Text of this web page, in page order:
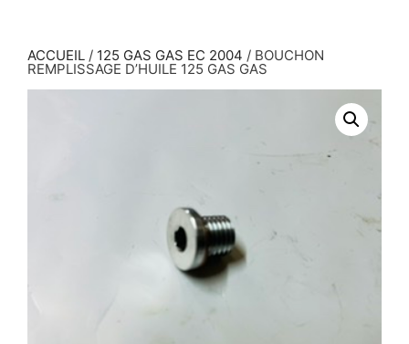
ACCUEIL / 125 GAS GAS EC 2004 / BOUCHON
REMPLISSAGE D’HUILE 125 GAS GAS